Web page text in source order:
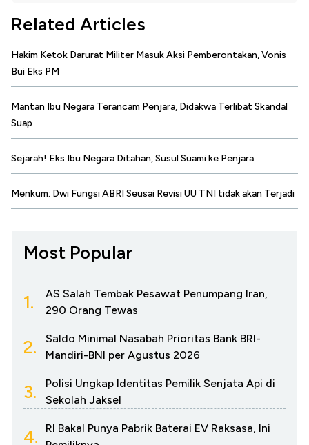
Related Articles
Hakim Ketok Darurat Militer Masuk Aksi Pemberontakan, Vonis
Bui Eks PM
Mantan Ibu Negara Terancam Penjara, Didakwa Terlibat Skandal
Suap
Sejarah! Eks Ibu Negara Ditahan, Susul Suami ke Penjara
Menkum: Dwi Fungsi ABRI Seusai Revisi UU TNI tidak akan Terjadi
Most Popular
1.
AS Salah Tembak Pesawat Penumpang Iran,
290 Orang Tewas
2.
Saldo Minimal Nasabah Prioritas Bank BRI-
Mandiri-BNI per Agustus 2026
3.
Polisi Ungkap Identitas Pemilik Senjata Api di
Sekolah Jaksel
4.
RI Bakal Punya Pabrik Baterai EV Raksasa, Ini